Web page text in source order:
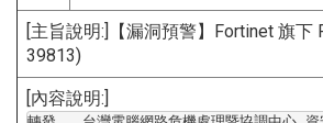
[主旨說明:]【漏洞預警】Fortinet 旗
39813)
[內容說明:]